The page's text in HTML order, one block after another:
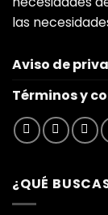
las
Aviso de
Términos y
¿QUÉ